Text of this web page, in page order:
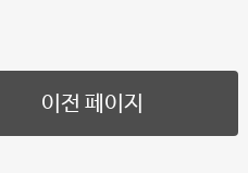
이전 페이지